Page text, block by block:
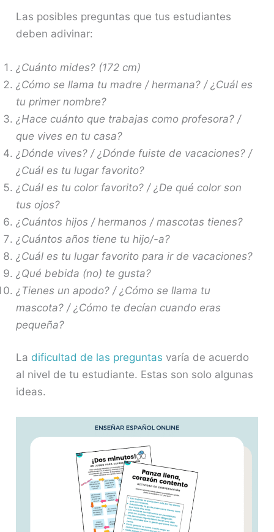
Las posibles preguntas que tus estudiantes
deben adivinar:
¿Cuánto mides? (172 cm)
¿Cómo se llama tu madre / hermana? / ¿Cuál es
tu primer nombre?
¿Hace cuánto que trabajas como profesora? /
que vives en tu casa?
¿Dónde vives? / ¿Dónde fuiste de vacaciones? /
¿Cuál es tu lugar favorito?
¿Cuál es tu color favorito? / ¿De qué color son
tus ojos?
¿Cuántos hijos / hermanos / mascotas tienes?
¿Cuántos años tiene tu hijo/-a?
¿Cuál es tu lugar favorito para ir de vacaciones?
¿Qué bebida (no) te gusta?
¿Tienes un apodo? / ¿Cómo se llama tu
mascota? / ¿Cómo te decían cuando eras
pequeña?
La dificultad de las preguntas varía de acuerdo
al nivel de tu estudiante. Estas son solo algunas
ideas.